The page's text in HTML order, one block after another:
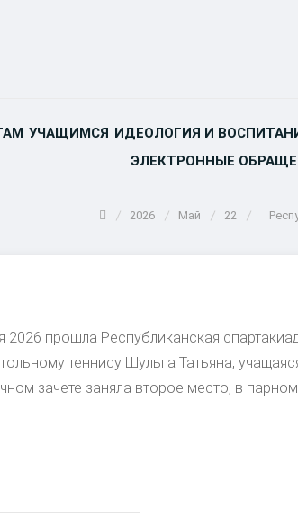
УЧАЩИМСЯ ИДЕОЛОГИЯ И
ЭЛЕКТРОННЫЕ
2026 Май 22
2026 прошла Республиканская
теннису Шульга Татьяна,
зачете заняла второе место, в